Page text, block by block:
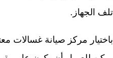
تلف الجهاز.
باختيار مركز صيانة غسالات